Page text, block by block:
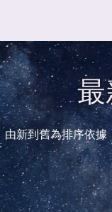
新到舊為排序依